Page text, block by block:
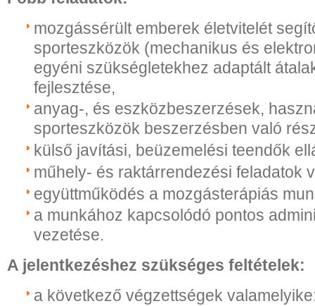
mozgássérült emberek életvitelét
sporteszközök (mechanikus és
egyéni szükségletekhez adaptált
fejlesztése,
anyag-, és eszközbeszerzések,
sporteszközök beszerzésben való
külső javítási, beüzemelési teendők
műhely- és raktárrendezési feladatok
együttműködés a mozgásterápiás
a munkához kapcsolódó pontos
vezetése.
A jelentkezéshez szükséges feltételek:
a következő végzettségek